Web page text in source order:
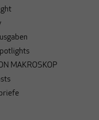
MAKROSKOP